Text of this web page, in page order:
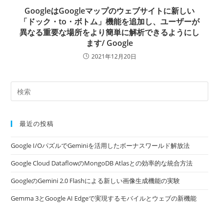
GoogleはGoogleマップのウェブサイトに新しい
「ドック・to・ボトム」機能を追加し、ユーザーが
異なる重要な場所をより簡単に解析できるようにし
ます/ Google
2021年12月20日
最近の投稿
Google I/OパズルでGeminiを活用したボーナスワールド解放法
Google Cloud DataflowのMongoDB Atlasとの効率的な統合方法
GoogleのGemini 2.0 Flashによる新しい画像生成機能の実験
Gemma 3とGoogle AI Edgeで実現するモバイルとウェブの新機能